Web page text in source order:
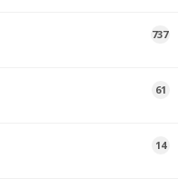
737
61
14